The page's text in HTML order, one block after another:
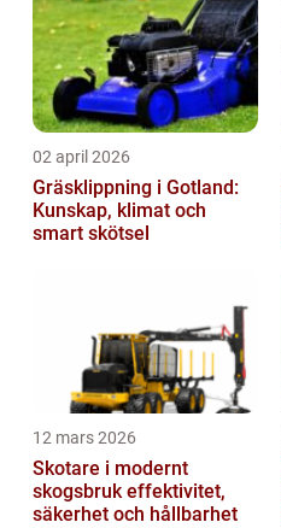
02 april 2026
Gräsklippning i Gotland:
Kunskap, klimat och
smart skötsel
12 mars 2026
Skotare i modernt
skogsbruk effektivitet,
säkerhet och hållbarhet